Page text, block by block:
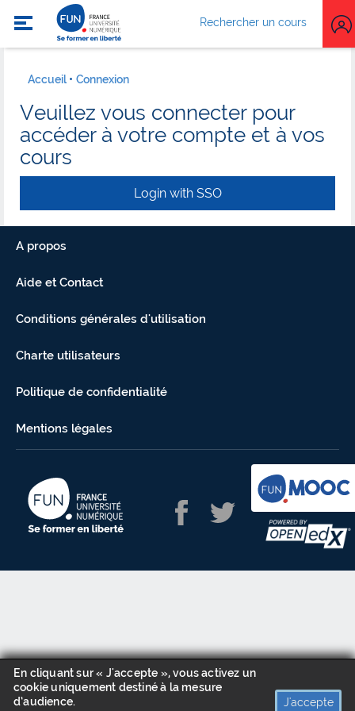
Rechercher un cours
En cliquant sur « J'accepte », vous activez un
cookie uniquement destiné à la mesure
d’audience.
J'accepte
Accueil Connexion
Veuillez vous connecter pour
accéder à votre compte et à vos
cours
Login with SSO
A propos
Aide et Contact
Conditions générales d'utilisation
Charte utilisateurs
Politique de confidentialité
Mentions légales